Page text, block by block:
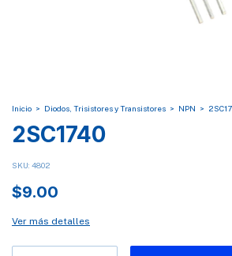
Inicio > Diodos, Trisistores y Transistores > NPN >
2SC1740
SKU: 4802
$9.00
Ver más detalles